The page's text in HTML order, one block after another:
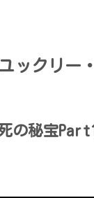
ックリー
の秘宝